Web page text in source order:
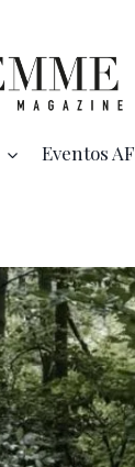
Eventos AF